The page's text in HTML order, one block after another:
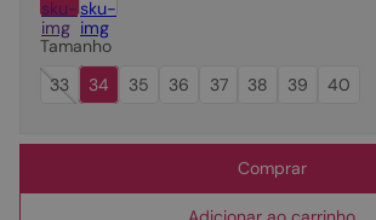
Tamanho
33
34 35 36 37 38 39 40
Comprar
óculos
10º couro